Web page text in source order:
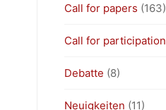
Call for papers (163)
Call for participation
Debatte (8)
Neuigkeiten (11)